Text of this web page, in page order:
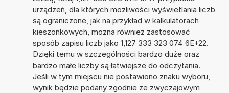
urządzeń, dla których możliwości wyświetlania liczb
są ograniczone, jak na przykład w kalkulatorach
kieszonkowych, można również zastosować
sposób zapisu liczb jako 1,127 333 323 074 6E+22.
Dzięki temu w szczególności bardzo duże oraz
bardzo małe liczby są łatwiejsze do odczytania.
Jeśli w tym miejscu nie postawiono znaku wyboru,
wynik będzie podany zgodnie ze zwyczajowym